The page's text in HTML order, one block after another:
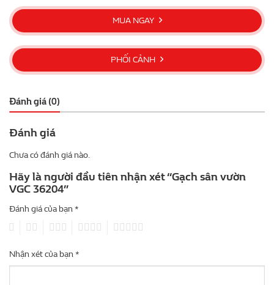
MUA NGAY
PHỐI CẢNH
Đánh giá (0)
Đánh giá
Chưa có đánh giá nào.
Hãy là người đầu tiên nhận xét “Gạch sân vườn
VGC 36204”
Đánh giá của bạn*
Nhận xét của bạn*